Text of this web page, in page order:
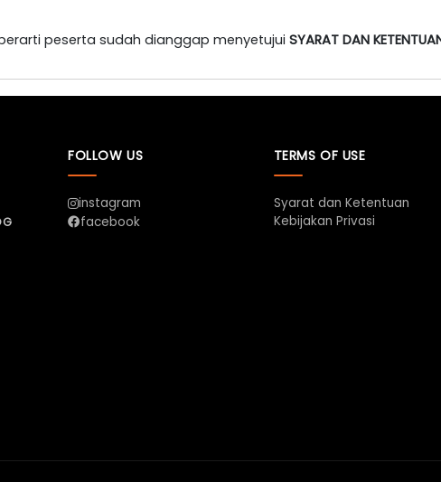
peserta sudah dianggap menyetujui SYARAT DAN
FOLLOW US
instagram
facebook
TERMS OF USE
Syarat dan Ketentuan
Kebijakan Privasi